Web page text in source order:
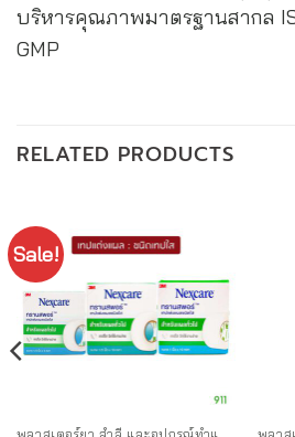
บริหารคุณภาพมาตรฐานสากล
GMP
RELATED PRODUCTS
Sale!